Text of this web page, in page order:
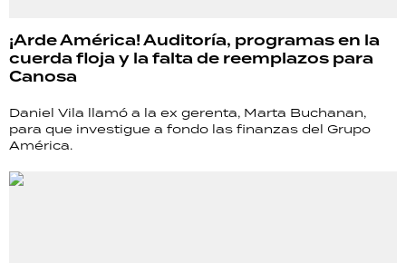
¡Arde América! Auditoría, programas en la
cuerda floja y la falta de reemplazos para
Canosa
Daniel Vila llamó a la ex gerenta, Marta Buchanan,
para que investigue a fondo las finanzas del Grupo
América.